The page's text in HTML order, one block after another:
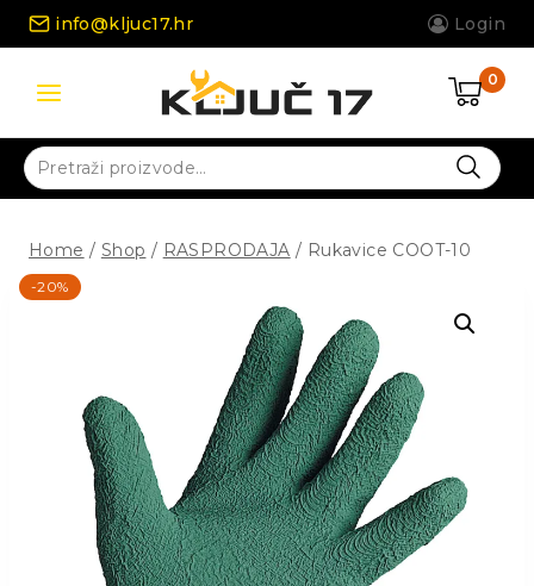
Skip
info@kljuc17.hr Login
0
Pretraži:
Home / Shop / RASPRODAJA / Rukavice COOT-10
-20%